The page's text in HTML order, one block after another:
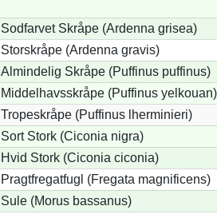
Sodfarvet Skråpe (Ardenna grisea)
Storskråpe (Ardenna gravis)
Almindelig Skråpe (Puffinus puffinus)
Middelhavsskråpe (Puffinus yelkouan)
Tropeskråpe (Puffinus lherminieri)
Sort Stork (Ciconia nigra)
Hvid Stork (Ciconia ciconia)
Pragtfregatfugl (Fregata magnificens)
Sule (Morus bassanus)